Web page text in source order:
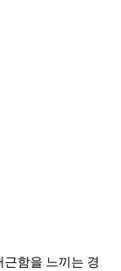
함을 느끼는 경